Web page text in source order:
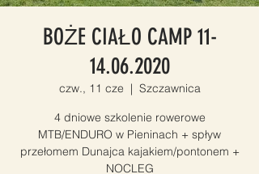
BOŻE CIAŁO CAMP 11-
14.06.2020
czw., 11 cze
  |
Szczawnica
4 dniowe szkolenie rowerowe
MTB/ENDURO w Pieninach + spływ
przełomem Dunajca kajakiem/pontonem +
NOCLEG